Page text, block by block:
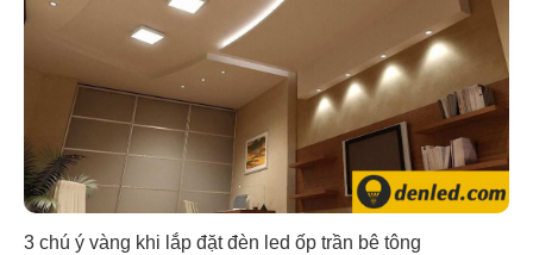
3 chú ý vàng khi lắp đặt đèn led ốp trần bê tông